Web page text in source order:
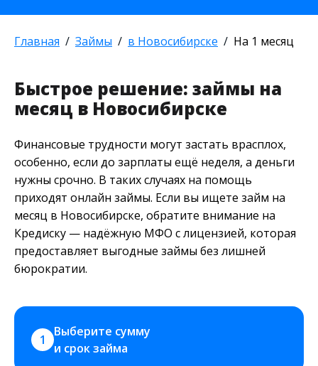
Главная Займы в Новосибирске На 1 месяц
Быстрое решение: займы на
месяц в Новосибирске
Финансовые трудности могут застать врасплох,
особенно, если до зарплаты ещё неделя, а деньги
нужны срочно. В таких случаях на помощь
приходят онлайн займы. Если вы ищете займ на
месяц в Новосибирске, обратите внимание на
Кредиску — надёжную МФО с лицензией, которая
предоставляет выгодные займы без лишней
бюрократии.
1
Выберите сумму
и срок займа